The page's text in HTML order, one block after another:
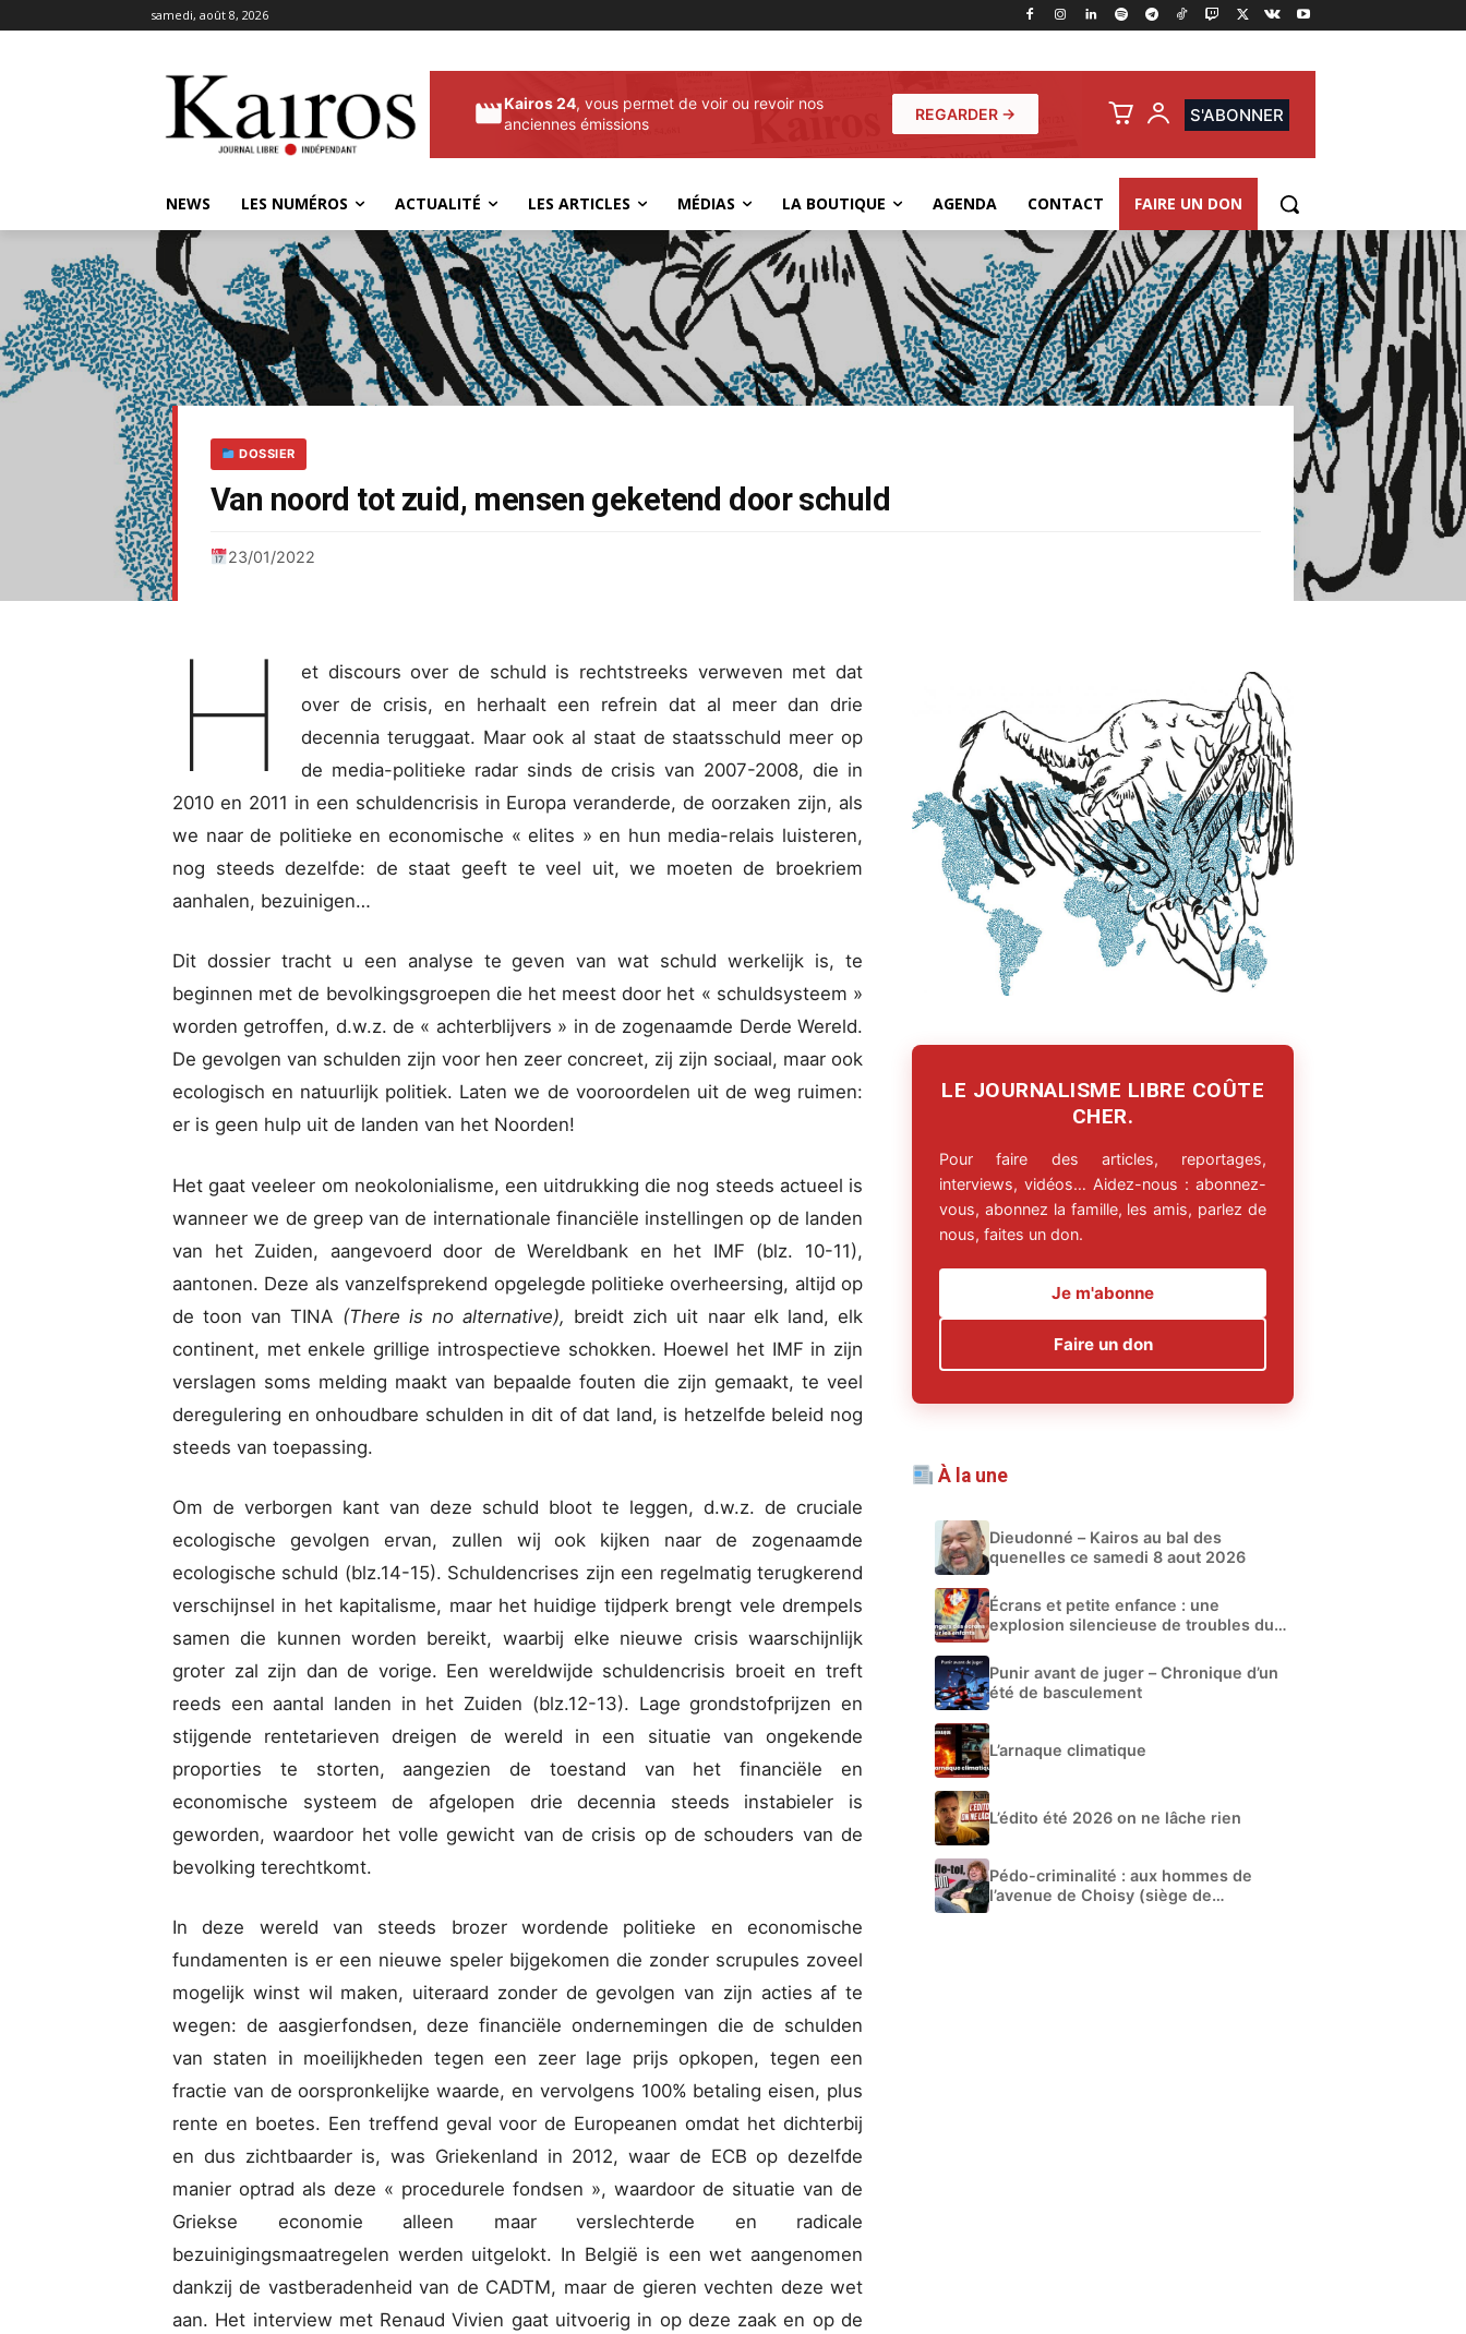
samedi, août 8, 2026
Kairos 24, vous permet de voir ou revoir nos
anciennes émissions
REGARDER → S'ABONNER
NEWS LES NUMÉROS ACTUALITÉ LES ARTICLES MÉDIAS LA BOUTIQUE AGENDA CONTACT FAIRE UN DON
DOSSIER
Van noord tot zuid, mensen geketend door schuld
23/01/2022
H
et discours over de schuld is rechtstreeks verweven met dat
over de crisis, en herhaalt een refrein dat al meer dan drie
decennia teruggaat. Maar ook al staat de staatsschuld meer op
de media-politieke radar sinds de crisis van 2007-2008, die in
2010 en 2011 in een schuldencrisis in Europa veranderde, de oorzaken zijn, als
we naar de politieke en economische « elites » en hun media-relais luisteren,
nog steeds dezelfde: de staat geeft te veel uit, we moeten de broekriem
aanhalen, bezuinigen…
Dit dossier tracht u een analyse te geven van wat schuld werkelijk is, te
beginnen met de bevolkingsgroepen die het meest door het « schuldsysteem »
worden getroffen, d.w.z. de « achterblijvers » in de zogenaamde Derde Wereld.
De gevolgen van schulden zijn voor hen zeer concreet, zij zijn sociaal, maar ook
ecologisch en natuurlijk politiek. Laten we de vooroordelen uit de weg ruimen:
er is geen hulp uit de landen van het Noorden!
Het gaat veeleer om neokolonialisme, een uitdrukking die nog steeds actueel is
wanneer we de greep van de internationale financiële instellingen op de landen
van het Zuiden, aangevoerd door de Wereldbank en het IMF (blz. 10-11),
aantonen. Deze als vanzelfsprekend opgelegde politieke overheersing, altijd op
de toon van TINA (There is no alternative), breidt zich uit naar elk land, elk
continent, met enkele grillige introspectieve schokken. Hoewel het IMF in zijn
verslagen soms melding maakt van bepaalde fouten die zijn gemaakt, te veel
deregulering en onhoudbare schulden in dit of dat land, is hetzelfde beleid nog
steeds van toepassing.
Om de verborgen kant van deze schuld bloot te leggen, d.w.z. de cruciale
ecologische gevolgen ervan, zullen wij ook kijken naar de zogenaamde
ecologische schuld (blz.14-15). Schuldencrises zijn een regelmatig terugkerend
verschijnsel in het kapitalisme, maar het huidige tijdperk brengt vele drempels
samen die kunnen worden bereikt, waarbij elke nieuwe crisis waarschijnlijk
groter zal zijn dan de vorige. Een wereldwijde schuldencrisis broeit en treft
reeds een aantal landen in het Zuiden (blz.12-13). Lage grondstofprijzen en
stijgende rentetarieven dreigen de wereld in een situatie van ongekende
proporties te storten, aangezien de toestand van het financiële en
economische systeem de afgelopen drie decennia steeds instabieler is
geworden, waardoor het volle gewicht van de crisis op de schouders van de
bevolking terechtkomt.
In deze wereld van steeds brozer wordende politieke en economische
fundamenten is er een nieuwe speler bijgekomen die zonder scrupules zoveel
mogelijk winst wil maken, uiteraard zonder de gevolgen van zijn acties af te
wegen: de aasgierfondsen, deze financiële ondernemingen die de schulden
van staten in moeilijkheden tegen een zeer lage prijs opkopen, tegen een
fractie van de oorspronkelijke waarde, en vervolgens 100% betaling eisen, plus
rente en boetes. Een treffend geval voor de Europeanen omdat het dichterbij
en dus zichtbaarder is, was Griekenland in 2012, waar de ECB op dezelfde
manier optrad als deze « procedurele fondsen », waardoor de situatie van de
Griekse economie alleen maar verslechterde en radicale
bezuinigingsmaatregelen werden uitgelokt. In België is een wet aangenomen
dankzij de vastberadenheid van de CADTM, maar de gieren vechten deze wet
aan. Het interview met Renaud Vivien gaat uitvoerig in op deze zaak en op de
LE JOURNALISME LIBRE COÛTE
CHER.
Pour faire des articles, reportages,
interviews, vidéos… Aidez-nous : abonnez-
vous, abonnez la famille, les amis, parlez de
nous, faites un don.
Je m'abonne
Faire un don
À la une
Dieudonné – Kairos au bal des
quenelles ce samedi 8 aout 2026
Écrans et petite enfance : une
explosion silencieuse de troubles du
Punir avant de juger – Chronique d’un
été de basculement
L’arnaque climatique
L’édito été 2026 on ne lâche rien
Pédo-criminalité : aux hommes de
l’avenue de Choisy (siège de